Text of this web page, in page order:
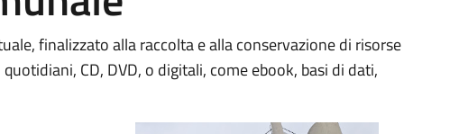
finalizzato alla raccolta e alla conservazione di risorse
CD, DVD, o digitali, come ebook, basi di dati,